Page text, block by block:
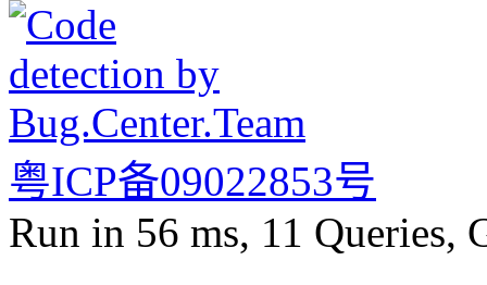
粤ICP备09022853号
Run in 56 ms, 11 Queries,